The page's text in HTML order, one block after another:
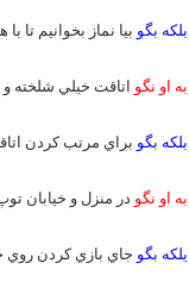
بلكه بگو بيا نماز بخوانيم تا
به او نگو اتاقت خيلي شلخته
بلكه بگو براي مرتب كردن
به او نگو در منزل و خيابان
يلكه بگو جاي بازي كردن روي